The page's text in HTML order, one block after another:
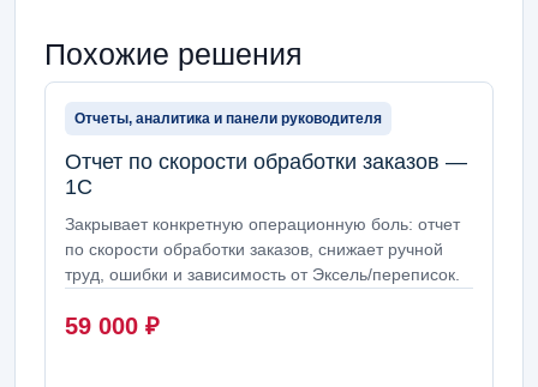
Похожие решения
Отчеты, аналитика и панели руководителя
Отчет по скорости обработки заказов —
1С
Закрывает конкретную операционную боль: отчет
по скорости обработки заказов, снижает ручной
труд, ошибки и зависимость от Эксель/переписок.
59 000 ₽